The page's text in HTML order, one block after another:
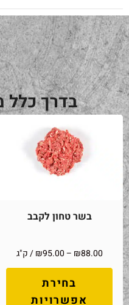
בדרך כלל
בשר טחון לקבב
₪88.00
–
₪95.00 / ק"ג
בחירת
אפשרויות